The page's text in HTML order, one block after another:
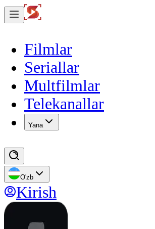
Filmlar
Seriallar
Multfilmlar
Telekanallar
Yana
O'zb
Kirish